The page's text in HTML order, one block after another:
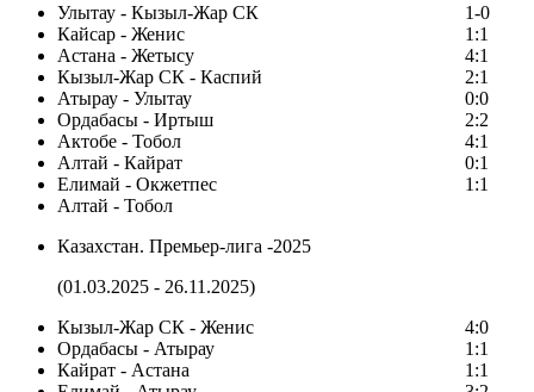
Улытау - Кызыл-Жар СК
1-0
Кайсар - Женис
1:1
Астана - Жетысу
4:1
Кызыл-Жар СК - Каспий
2:1
Атырау - Улытау
0:0
Ордабасы - Иртыш
2:2
Актобе - Тобол
4:1
Алтай - Кайрат
0:1
Елимай - Окжетпес
1:1
Алтай - Тобол
Казахстан. Премьер-лига -2025
(01.03.2025 - 26.11.2025)
Кызыл-Жар СК - Женис
4:0
Ордабасы - Атырау
1:1
Кайрат - Астана
1:1